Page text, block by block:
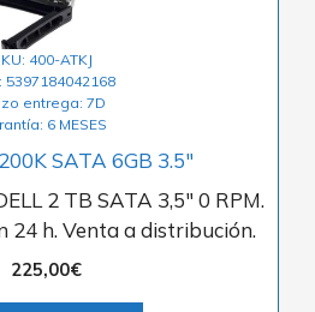
400-ATKJ
5397184042168
entrega: 7D
6 MESES
SATA 6GB 3.5″
2 TB SATA 3,5″ 0 RPM.
24 h. Venta a distribución.
225,00€